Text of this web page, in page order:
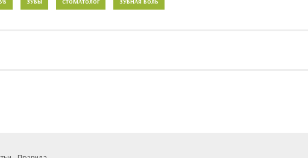
ЗУБЫ СТОМАТОЛОГ ЗУБНАЯ БОЛЬ